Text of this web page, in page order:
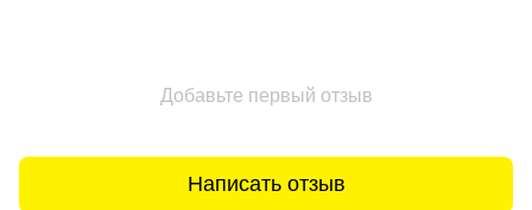
Добавьте первый отзыв
Написать отзыв